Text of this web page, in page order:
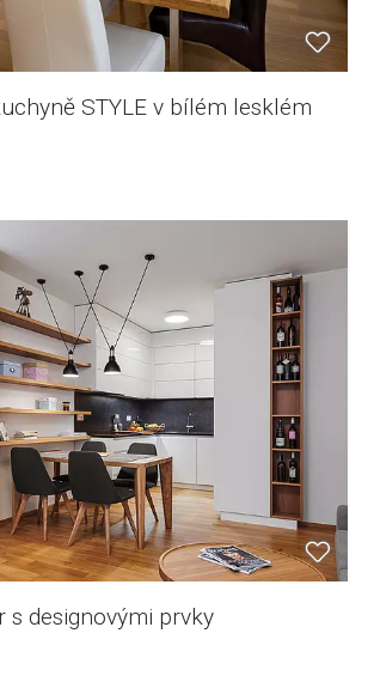
STYLE v bílém lesklém
s designovými prvky